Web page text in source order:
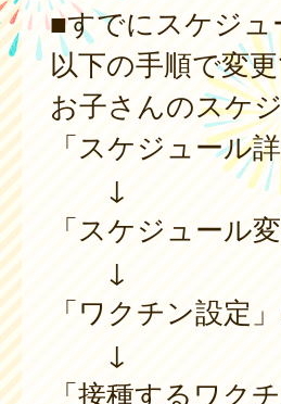
■すでにスケジ
以下の手順で変更
お子さんのスケ
「スケジュール
↓
「スケジュール変
↓
「ワクチン設定
↓
「接種するワク